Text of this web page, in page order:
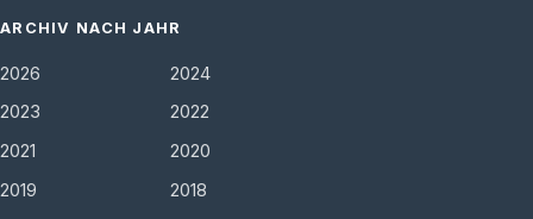
ARCHIV NACH JAHR
2026
2024
2023
2022
2021
2020
2019
2018